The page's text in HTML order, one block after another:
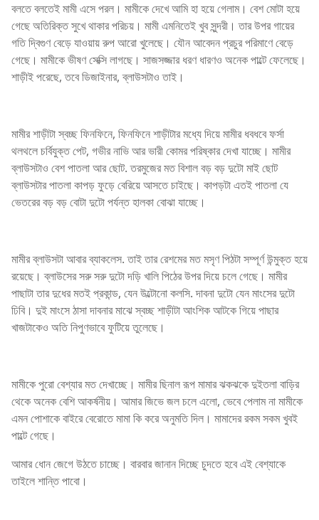
বলতে বলতেই মামী এসে পরল। মামীকে দেখে আমি হা হয়ে গেলাম। বেশ মোটা হয়ে
গেছে অতিরিক্ত সুখে থাকার পরিচয়। মামী এমনিতেই খুব সুন্দরী। তার উপর গায়ের
গতি দ্বিগুণ বেড়ে যাওয়ায় রুপ আরো খুলেছে। যৌন আবেদন প্রচুর পরিমাণে বেড়ে
গেছে। মামীকে ভীষণ সেক্সি লাগছে। সাজসজ্জার ধরণ ধারণও অনেক পাল্টে ফেলেছে।
শাড়ীই পরেছে, তবে ডিজাইনার, ব্লাউসটাও তাই।
মামীর শাড়ীটা স্বচ্ছ ফিনফিনে, ফিনফিনে শাড়ীটার মধ্যে দিয়ে মামীর ধবধবে ফর্সা
থলথলে চর্বিযুক্ত পেট, গভীর নাভি আর ভারী কোমর পরিষ্কার দেখা যাচ্ছে। মামীর
ব্লাউসটাও বেশ পাতলা আর ছোট. তরমুজের মত বিশাল বড় বড় দুটো মাই ছোট
ব্লাউসটার পাতলা কাপড় ফুড়ে বেরিয়ে আসতে চাইছে। কাপড়টা এতই পাতলা যে
ভেতরের বড় বড় বোটা দুটো পর্যন্ত হালকা বোঝা যাচ্ছে।
মামীর ব্লাউসটা আবার ব্যাকলেস. তাই তার রেশমের মত মসৃণ পিঠটা সম্পূর্ণ উন্মুক্ত হয়ে
রয়েছে। ব্লাউসের সরু সরু দুটো দড়ি খালি পিঠের উপর দিয়ে চলে গেছে। মামীর
পাছাটা তার দুধের মতই প্রকান্ড, যেন উল্টোনো কলসি. দাবনা দুটো যেন মাংসের দুটো
ঢিবি। দুই মাংসে ঠাসা দাবনার মাঝে স্বচ্ছ শাড়ীটা আংশিক আটকে গিয়ে পাছার
খাজটাকেও অতি নিপুণভাবে ফুটিয়ে তুলেছে।
মামীকে পুরো বেশ্যার মত দেখাচ্ছে। মামীর ছিনাল রূপ মামার ঝকঝকে দুইতলা বাড়ির
থেকে অনেক বেশি আকর্ষনীয়। আমার জিভে জল চলে এলো, ভেবে পেলাম না মামীকে
এমন পোশাকে বাইরে বেরোতে মামা কি করে অনুমতি দিল। মামাদের রকম সকম খুবই
পাল্টে গেছে।
আমার ধোন জেগে উঠতে চাচ্ছে। বারবার জানান দিচ্ছে চুদতে হবে এই বেশ্যাকে
তাইলে শান্তি পাবো।